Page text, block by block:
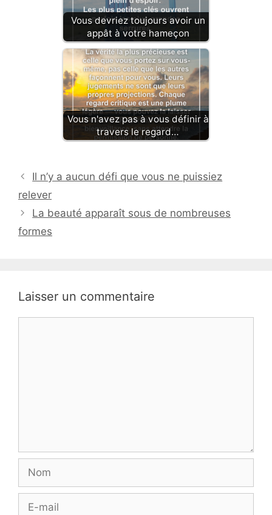
Vous devriez toujours avoir un
appât à votre hameçon
Vous n'avez pas à vous définir à
travers le regard…
Il n’y a aucun défi que vous ne puissiez
relever
La beauté apparaît sous de nombreuses
formes
Laisser un commentaire
Nom